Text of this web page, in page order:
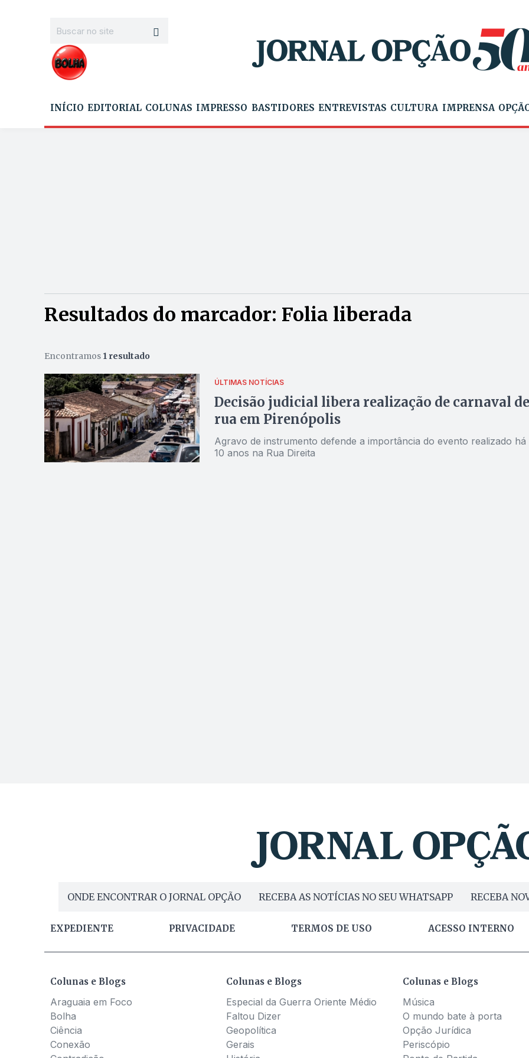
INÍCIO EDITORIAL COLUNAS IMPRESSO BASTIDORES ENTREVISTAS CULTURA IMPRENSA
Resultados do marcador: Folia liberada
Encontramos 1 resultado
ÚLTIMAS NOTÍCIAS
Decisão judicial libera realização de carnaval de
rua em Pirenópolis
Agravo de instrumento defende a importância do evento realizado há
10 anos na Rua Direita
ONDE ENCONTRAR O JORNAL OPÇÃO RECEBA AS NOTÍCIAS NO SEU WHATSAPP RECEBA
EXPEDIENTE PRIVACIDADE TERMOS DE USO ACESSO INTERNO
Colunas e Blogs
Araguaia em Foco
Bolha
Ciência
Conexão
Colunas e Blogs
Especial da Guerra Oriente Médio
Faltou Dizer
Geopolítica
Gerais
Colunas e Blogs
Música
O mundo bate à porta
Opção Jurídica
Periscópio